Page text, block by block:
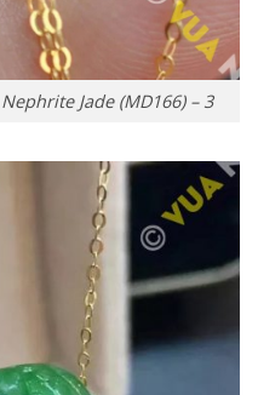
Jade (MD166) – 3